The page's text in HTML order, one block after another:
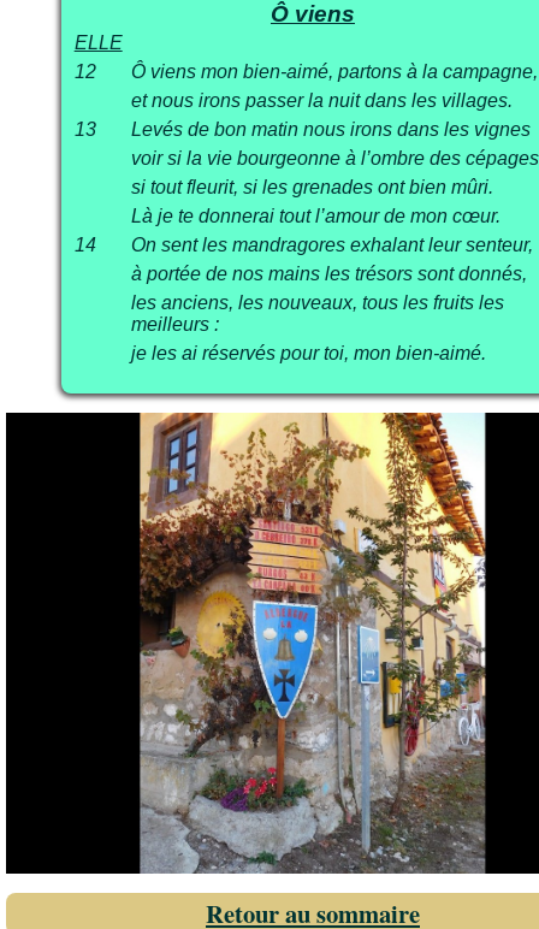
Ô viens
ELLE
12
Ô viens mon bien-aimé, partons à la campagne,
et nous irons passer la nuit dans les villages.
13
Levés de bon matin nous irons dans les vignes
voir si la vie bourgeonne à l’ombre des
si tout fleurit, si les grenades ont bien mûri.
Là je te donnerai tout l’amour de mon cœur.
14
On sent les mandragores exhalant leur senteur,
à portée de nos mains les trésors sont donnés,
les anciens, les nouveaux, tous les fruits les
meilleurs :
je les ai réservés pour toi, mon bien-aimé.
Retour au sommaire